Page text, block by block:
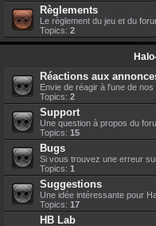
Règlements
Le règlement du jeu et du
Topics: 2
Réactions aux
Envie de réagir à l'une de
Topics: 2
Support
Une question à propos du
Topics: 15
Bugs
Si vous trouvez une erreur
Topics: 1
Suggestions
Une idée intéressante pour
Topics: 17
HB Lab